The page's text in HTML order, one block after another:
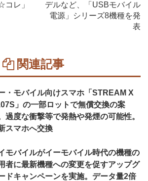
レ」
デルなど、「USBモバイル
電源」シリーズ8機種を発
表
関連記事
・モバイル向けスマホ「STREAM X
」の一部ロットで無償交換の案
過度な衝撃等で発熱や発煙の可能性。
スマホへ交換
モバイルがイーモバイル時代の機種の
者に最新機種への変更を促すアップグ
ドキャンペーンを実施。データ量2倍